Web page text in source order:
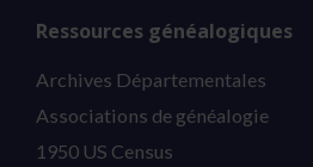
Ressources généalogiques
Archives Départementales
Associations de généalogie
1950 US Census